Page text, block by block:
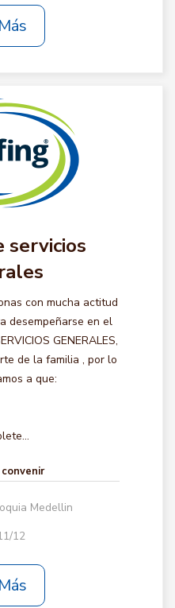
servicios
con mucha actitud
desempeñarse en el
GENERALES,
de la familia , por lo
a que:
convenir
Medellin
12